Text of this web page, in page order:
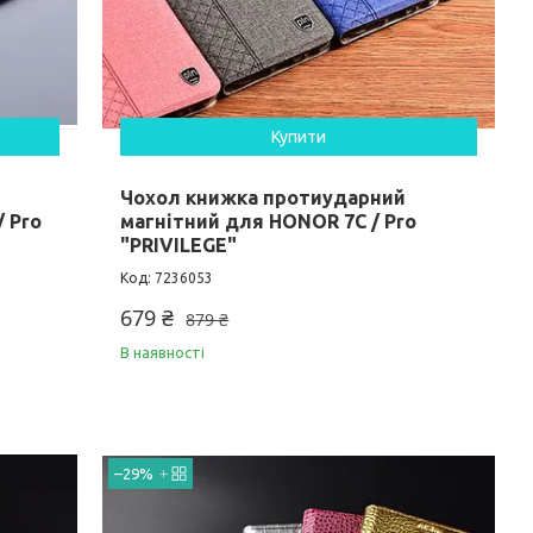
Pro
Купити
Чохол книжка протиударний
магнітний для HONOR 7C / Pro
"PRIVILEGE"
7236053
879 ₴
679 ₴
В наявності
–29%